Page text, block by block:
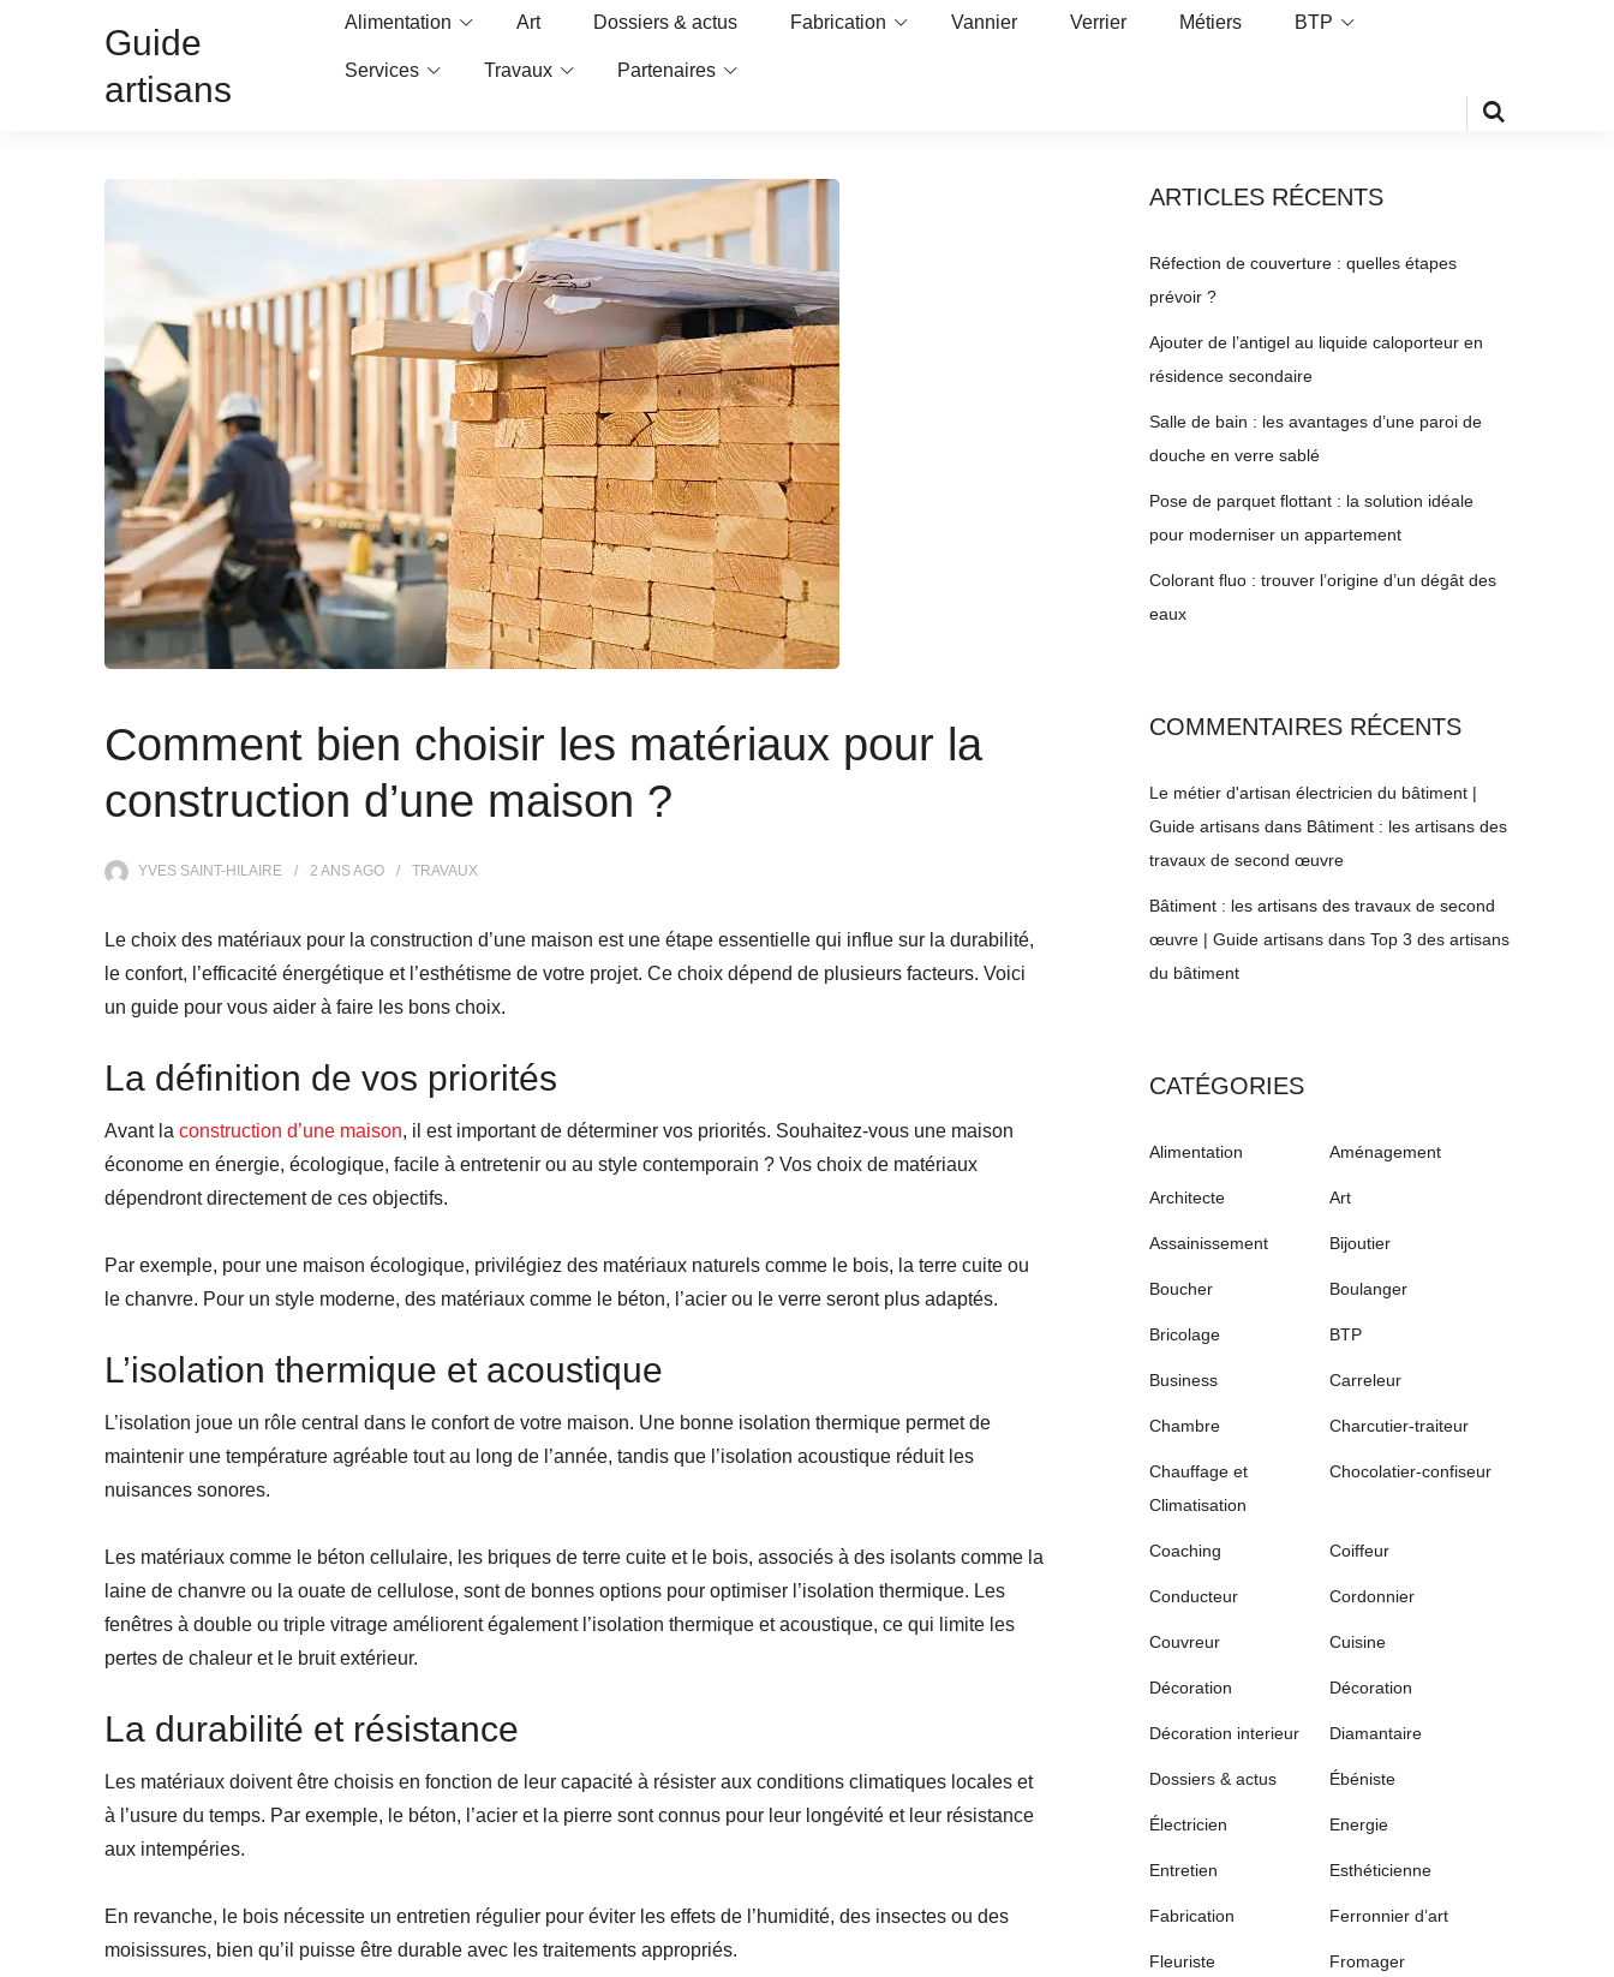
Guide
artisans
Alimentation Art Dossiers & actus Fabrication Vannier Verrier Métiers BTP
Services Travaux Partenaires
Comment bien choisir les matériaux pour la
construction d’une maison ?
YVES SAINT-HILAIRE 2 ANSAGO TRAVAUX
Le choix des matériaux pour la construction d’une maison est une étape essentielle qui influe sur la durabilité,
le confort, l’efficacité énergétique et l’esthétisme de votre projet. Ce choix dépend de plusieurs facteurs. Voici
un guide pour vous aider à faire les bons choix.
La définition de vos priorités
Avant la construction d’une maison, il est important de déterminer vos priorités. Souhaitez-vous une maison
économe en énergie, écologique, facile à entretenir ou au style contemporain ? Vos choix de matériaux
dépendront directement de ces objectifs.
Par exemple, pour une maison écologique, privilégiez des matériaux naturels comme le bois, la terre cuite ou
le chanvre. Pour un style moderne, des matériaux comme le béton, l’acier ou le verre seront plus adaptés.
L’isolation thermique et acoustique
L’isolation joue un rôle central dans le confort de votre maison. Une bonne isolation thermique permet de
maintenir une température agréable tout au long de l’année, tandis que l’isolation acoustique réduit les
nuisances sonores.
Les matériaux comme le béton cellulaire, les briques de terre cuite et le bois, associés à des isolants comme la
laine de chanvre ou la ouate de cellulose, sont de bonnes options pour optimiser l’isolation thermique. Les
fenêtres à double ou triple vitrage améliorent également l’isolation thermique et acoustique, ce qui limite les
pertes de chaleur et le bruit extérieur.
La durabilité et résistance
Les matériaux doivent être choisis en fonction de leur capacité à résister aux conditions climatiques locales et
à l’usure du temps. Par exemple, le béton, l’acier et la pierre sont connus pour leur longévité et leur résistance
aux intempéries.
En revanche, le bois nécessite un entretien régulier pour éviter les effets de l’humidité, des insectes ou des
moisissures, bien qu’il puisse être durable avec les traitements appropriés.
ARTICLES RÉCENTS
Réfection de couverture : quelles étapes
prévoir ?
Ajouter de l’antigel au liquide caloporteur en
résidence secondaire
Salle de bain : les avantages d’une paroi de
douche en verre sablé
Pose de parquet flottant : la solution idéale
pour moderniser un appartement
Colorant fluo : trouver l’origine d’un dégât des
eaux
COMMENTAIRES RÉCENTS
Le métier d'artisan électricien du bâtiment |
Guide artisans dans Bâtiment : les artisans des
travaux de second œuvre
Bâtiment : les artisans des travaux de second
œuvre | Guide artisans dans Top 3 des artisans
du bâtiment
CATÉGORIES
Alimentation Aménagement
Architecte Art
Assainissement Bijoutier
Boucher Boulanger
Bricolage BTP
Business Carreleur
Chambre Charcutier-traiteur
Chauffage et
Climatisation
Chocolatier-confiseur
Coaching Coiffeur
Conducteur Cordonnier
Couvreur Cuisine
Décoration Décoration
Décoration interieur Diamantaire
Dossiers & actus Ébéniste
Électricien Energie
Entretien Esthéticienne
Fabrication Ferronnier d’art
Fleuriste Fromager